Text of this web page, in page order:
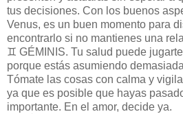
tus decisiones. Con los buenos
Venus, es un buen momento para
encontrarlo si no mantienes una
♊ GÉMINIS. Tu salud puede
porque estás asumiendo
Tómate las cosas con calma y
ya que es posible que hayas
importante. En el amor, decide ya.